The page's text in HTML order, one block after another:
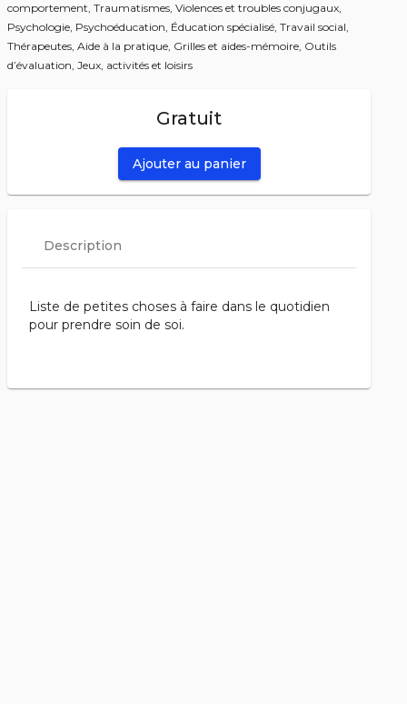
comportement, Traumatismes, Violences et troubles conjugaux,
Psychologie, Psychoéducation, Éducation spécialisé, Travail social,
Thérapeutes, Aide à la pratique, Grilles et aides-mémoire, Outils
d’évaluation, Jeux, activités et loisirs
Gratuit
Ajouter au panier
Description
Liste de petites choses à faire dans le quotidien
pour prendre soin de soi.